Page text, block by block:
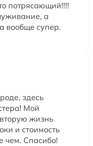
потрясающий!!!!
а
вообще супер.
здесь
Мой
жизнь
и стоимость
чем. Спасибо!